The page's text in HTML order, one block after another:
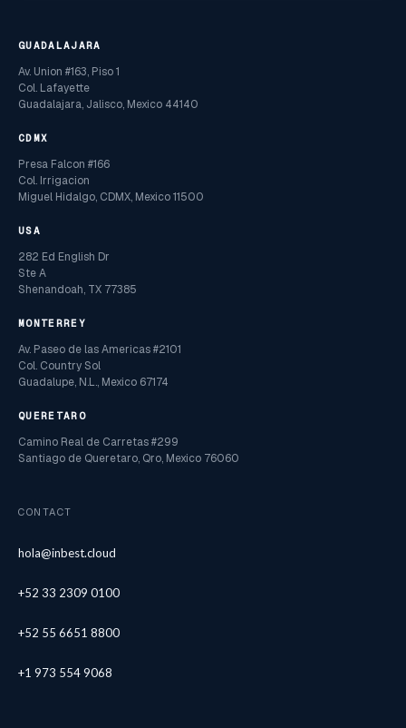
GUADALAJARA
Av. Union #163, Piso 1
Col. Lafayette
Guadalajara, Jalisco, Mexico 44140
CDMX
Presa Falcon #166
Col. Irrigacion
Miguel Hidalgo, CDMX, Mexico 11500
USA
282 Ed English Dr
Ste A
Shenandoah, TX 77385
MONTERREY
Av. Paseo de las Americas #2101
Col. Country Sol
Guadalupe, N.L., Mexico 67174
QUERETARO
Camino Real de Carretas #299
Santiago de Queretaro, Qro, Mexico 76060
CONTACT
hola@inbest.cloud
+52 33 2309 0100
+52 55 6651 8800
+1 973 554 9068